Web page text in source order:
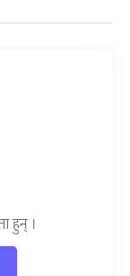
हुन् ।